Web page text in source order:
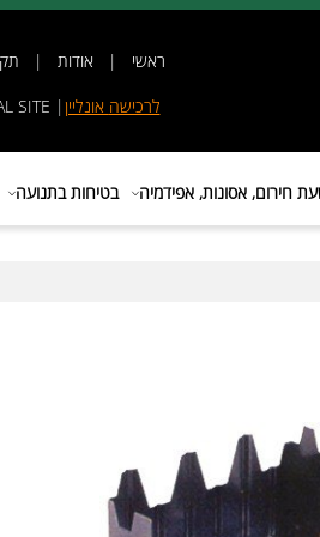
|אודות |תקנון
לרכישהאונליין|
SITE
אסונות, אפידמיה בטיחות בתנועה